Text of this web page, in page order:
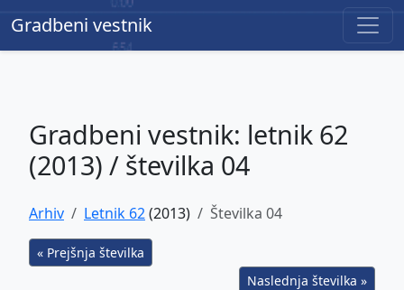
Gradbeni vestnik
Gradbeni vestnik
Gradbeni vestnik: letnik 62
(2013) / številka 04
Arhiv Letnik 62(2013) Številka 04
« Prejšnja številka
Naslednja številka »